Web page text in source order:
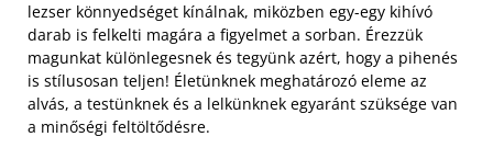
lezser könnyedséget kínálnak, miközben egy-egy kihívó
darab is felkelti magára a figyelmet a sorban. Érezzük
magunkat különlegesnek és tegyünk azért, hogy a pihenés
is stílusosan teljen! Életünknek meghatározó eleme az
alvás, a testünknek és a lelkünknek egyaránt szüksége van
a minőségi feltöltődésre.